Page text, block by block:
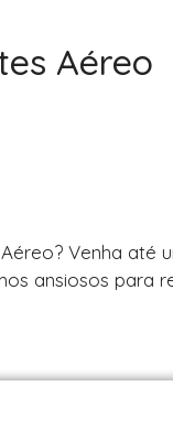
Aéreo
Venha até
ansiosos para